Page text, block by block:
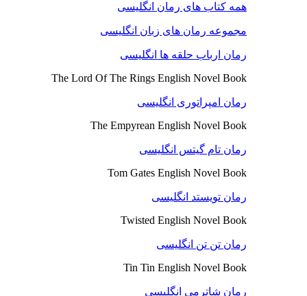
همه کتاب های رمان انگلیسی
مجموعه رمان های زبان انگلیسی
رمان ارباب حلقه ها انگلیسی
The Lord Of The Rings English Novel Book
رمان امپراتوری انگلیسی
The Empyrean English Novel Book
رمان تام گیتس انگلیسی
Tom Gates English Novel Book
رمان تویستد انگلیسی
Twisted English Novel Book
رمان تن تن انگلیسی
Tin Tin English Novel Book
رمان شاترمی انگلیسی